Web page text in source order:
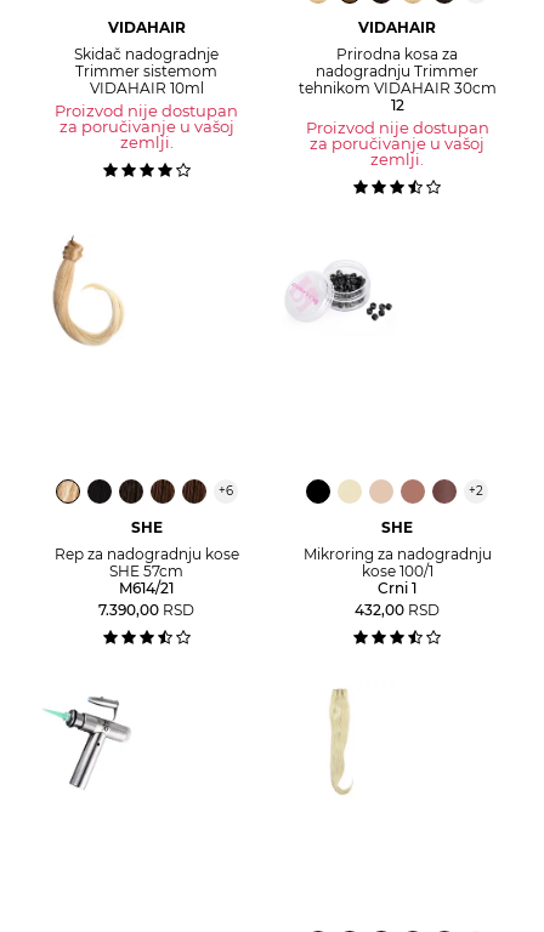
VIDAHAIR
Skidač nadogradnje
Trimmer sistemom
VIDAHAIR 10ml
Proizvod nije dostupan
za poručivanje u vašoj
zemlji.
VIDAHAIR
Prirodna kosa za
nadogradnju Trimmer
tehnikom VIDAHAIR 30cm
12
Proizvod nije dostupan
za poručivanje u vašoj
zemlji.
+6
SHE
Rep za nadogradnju kose
SHE 57cm
M614/21
7.390,00 RSD
+2
SHE
Mikroring za nadogradnju
kose 100/1
Crni 1
432,00 RSD